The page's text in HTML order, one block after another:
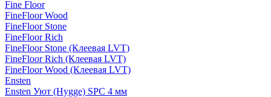
Fine Floor
FineFloor Wood
FineFloor Stone
FineFloor Rich
FineFloor Stone (Клеевая LVT)
FineFloor Rich (Клеевая LVT)
FineFloor Wood (Клеевая LVT)
Ensten
Ensten Уют (Hygge) SPC 4 мм